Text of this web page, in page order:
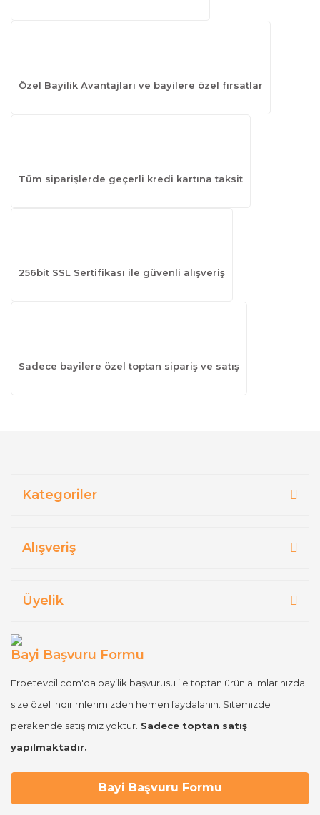
Özel Bayilik Avantajları ve bayilere özel fırsatlar
Tüm siparişlerde geçerli kredi kartına taksit
256bit SSL Sertifikası ile güvenli alışveriş
Sadece bayilere özel toptan sipariş ve satış
Kategoriler
Alışveriş
Üyelik
Bayi Başvuru Formu
Erpetevcil.com'da bayilik başvurusu ile toptan ürün alımlarınızda
size özel indirimlerimizden hemen faydalanın. Sitemizde
perakende satışımız yoktur. Sadece toptan satış
yapılmaktadır.
Bayi Başvuru Formu